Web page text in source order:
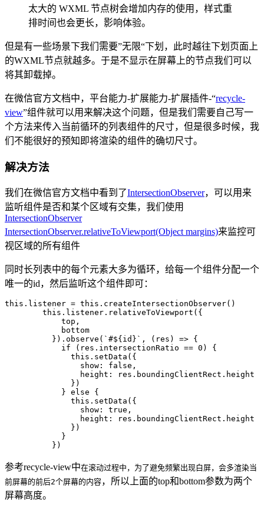
太大的 WXML 节点树会增加内存的使用，样式重
排时间也会更长，影响体验。
但是有一些场景下我们需要”无限“下划，此时越往下划页面上
的WXML节点就越多。于是不显示在屏幕上的节点我们可以
将其卸载掉。
在微信官方文档中，平台能力-扩展能力-扩展插件-“recycle-
view”组件就可以用来解决这个问题，但是我们需要自己写一
个方法来传入当前循环的列表组件的尺寸，但是很多时候，我
们不能很好的预知即将渲染的组件的确切尺寸。
解决方法
我们在微信官方文档中看到了IntersectionObserver，可以用来
监听组件是否和某个区域有交集，我们使用
IntersectionObserver
IntersectionObserver.relativeToViewport(Object margins)来监控可
视区域的所有组件
同时长列表中的每个元素大多为循环，给每一个组件分配一个
唯一的id，然后监听这个组件即可：
this .listener = this . createIntersectionObserver()
        this
.listener. relativeToViewport ({
            top,
            bottom
          }).
observe ( `#${ id }` , ( res ) => {
            if
(res.intersectionRatio == 0 ) {
              this
. setData ({
                show:
false ,
                height: res.boundingClientRect.height
              })
            }
else {
              this
. setData ({
                show:
true ,
                height: res.boundingClientRect.height
              })
            }
          })
参考recycle-view中在滚动过程中，为了避免频繁出现白屏，会多渲染当
前屏幕的前后2个屏幕的内容，所以上面的top和bottom参数为两个
屏幕高度。